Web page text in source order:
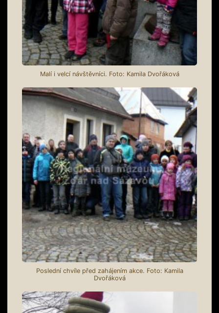
Malí i velcí návštěvníci. Foto: Kamila Dvořáková
Poslední chvíle před zahájením akce. Foto: Kamila
Dvořáková